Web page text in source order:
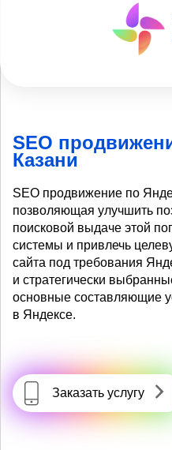
SEO
Казани
SEO продвижение по
позволяющая улучшить
поисковой выдаче этой
системы и привлечь
сайта под требования
и стратегически
основные составляющие
в Яндексе.
Заказать услугу